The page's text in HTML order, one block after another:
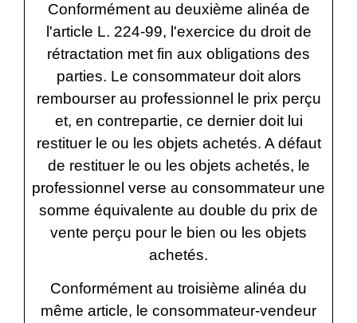
Conformément au deuxième alinéa de
l'article L. 224-99, l'exercice du droit de
rétractation met fin aux obligations des
parties. Le consommateur doit alors
rembourser au professionnel le prix perçu
et, en contrepartie, ce dernier doit lui
restituer le ou les objets achetés. A défaut
de restituer le ou les objets achetés, le
professionnel verse au consommateur une
somme équivalente au double du prix de
vente perçu pour le bien ou les objets
achetés.
Conformément au troisième alinéa du
même article, le consommateur-vendeur